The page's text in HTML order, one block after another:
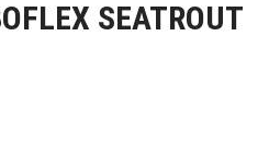
SEATROUT